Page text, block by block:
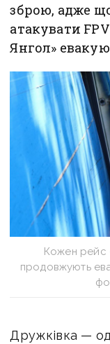
зброю, адже
атакувати
Янгол»
Кожен рейс
продовжують
Дружківка —